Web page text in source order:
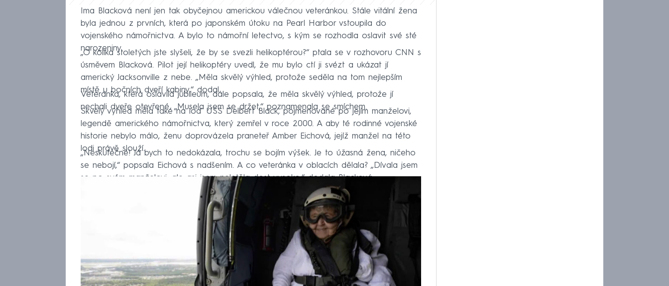
Ima Blacková není jen tak obyčejnou americkou válečnou veteránkou. Stále vitální žena
byla jednou z prvních, která po japonském útoku na Pearl Harbor vstoupila do
vojenského námořnictva. A bylo to námořní letectvo, s kým se rozhodla oslavit své sté
narozeniny.
„O kolika stoletých jste slyšeli, že by se svezli helikoptérou?“ ptala se v rozhovoru CNN s
úsměvem Blacková. Pilot její helikoptéry uvedl, že mu bylo ctí ji svézt a ukázat jí
americký Jacksonville z nebe. „Měla skvělý výhled, protože seděla na tom nejlepším
místě u bočních dveří kabiny,“ dodal.
Veteránka, která oslavila jubileum, dále popsala, že měla skvělý výhled, protože jí
nechali dveře otevřené. „Musela jsem se držet,“ poznamenala se smíchem.
Skvělý výhled měla také na loď USS Delbert Black, pojmenované po jejím manželovi,
legendě amerického námořnictva, který zemřel v roce 2000. A aby té rodinné vojenské
historie nebylo málo, ženu doprovázela praneteř Amber Eichová, jejíž manžel na této
lodi právě slouží.
„Neskutečné! Já bych to nedokázala, trochu se bojím výšek. Je to úžasná žena, ničeho
se nebojí,“ popsala Eichová s nadšením. A co veteránka v oblacích dělala? „Dívala jsem
se po svém manželovi, ale asi jsem neletěla dost vysoko,“ dodala Blacková.